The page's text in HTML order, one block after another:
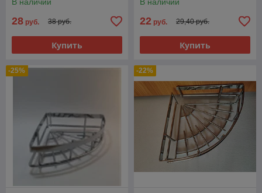
В наличии
28 руб. 38 руб.
Купить
В наличии
22 руб. 29,40 руб.
Купить
-25% -22%